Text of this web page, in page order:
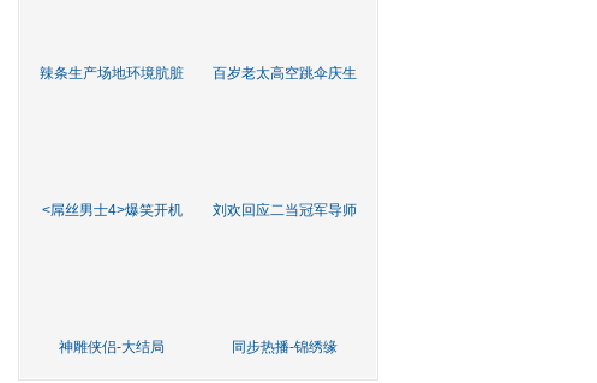
辣条生产场地环境肮脏 百岁老太高空跳伞庆生
<屌丝男士4>爆笑开机 刘欢回应二当冠军导师
神雕侠侣-大结局 同步热播-锦绣缘